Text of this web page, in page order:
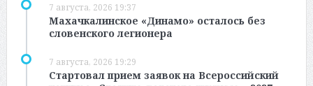
7 августа, 2026 19:37
Махачкалинское «Динамо» осталось без
словенского легионера
7 августа, 2026 19:29
Стартовал прием заявок на Всероссийский